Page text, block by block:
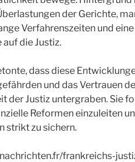
der Gerichte,
Verfahrenszeitenund eine
auf die Justiz.
dass diese
und das Vertrauen
der Justiz untergraben. Sie
Reformen einzuleiten
strikt zu sichern.
frankreichs-